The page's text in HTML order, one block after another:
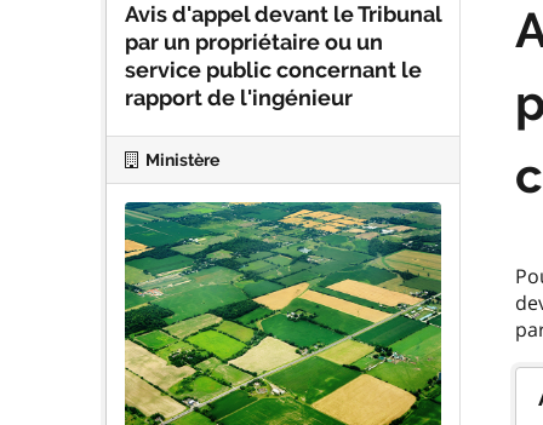
Avis d'appel devant le Tribunal
par un propriétaire ou un
service public concernant le
rapport de l'ingénieur
Ministère